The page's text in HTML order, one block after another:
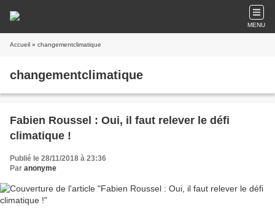
MENU
Accueil » changementclimatique
changementclimatique
Fabien Roussel : Oui, il faut relever le défi
climatique !
Publié le 28/11/2018 à 23:36
Par anonyme